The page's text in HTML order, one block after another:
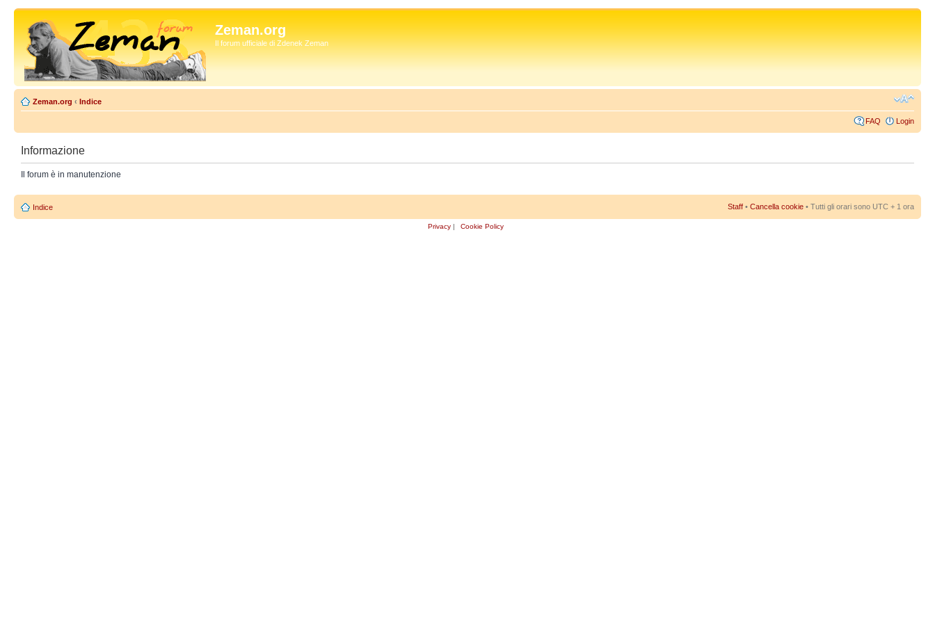
Zeman.org
Il forum ufficiale di Zdenek Zeman
Zeman.org ‹ Indice
FAQ Login
Informazione
Il forum è in manutenzione
Indice Staff • Cancella cookie • Tutti gli orari sono UTC + 1 ora
Privacy | Cookie Policy